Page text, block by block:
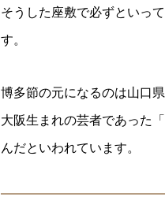
そうした座敷で必ずといっ
す。
博多節の元になるのは山口
大阪生まれの芸者であった
んだといわれています。